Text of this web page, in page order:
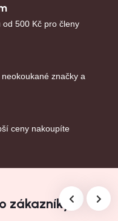
500 Kč pro členy
značky a
ceny nakoupíte
zákazníky